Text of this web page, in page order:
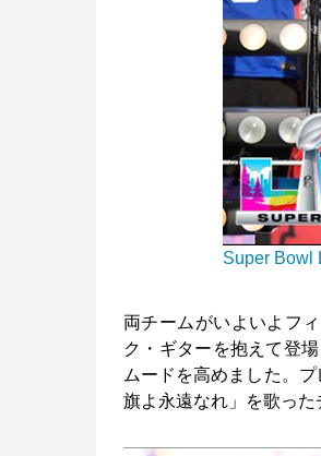
Super Bowl
両チームがいよいよフ
ク・ギターを抱えて登
ムードを高めました。
旗よ永遠なれ」を歌った